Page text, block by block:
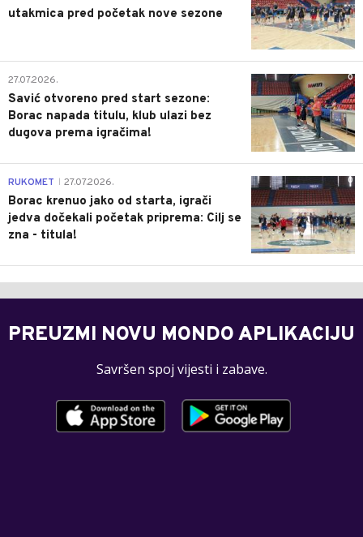
utakmica pred početak nove sezone
0
27.07.2026.
Savić otvoreno pred start sezone:
Borac napada titulu, klub ulazi bez
dugova prema igračima!
0
RUKOMET 27.07.2026.
Borac krenuo jako od starta, igrači
jedva dočekali početak priprema: Cilj se
zna - titula!
PREUZMI NOVU MONDO APLIKACIJU
Savršen spoj vijesti i zabave.